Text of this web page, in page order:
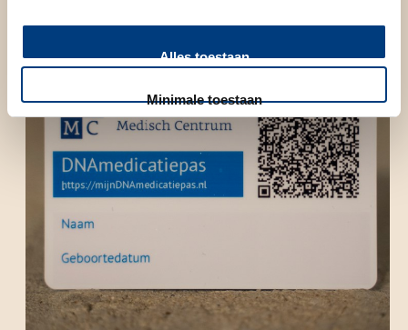
Alles toestaan
Minimale toestaan